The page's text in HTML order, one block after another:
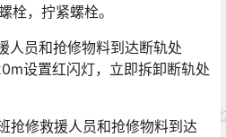
栓，拧紧螺栓。
人员和抢修物料到达断轨处
设置红闪灯，立即拆卸断轨处
抢修救援人员和抢修物料到达